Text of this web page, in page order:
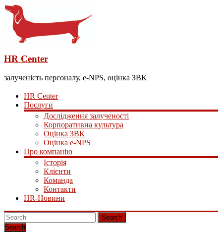
HR Center
залученість персоналу, e-NPS, оцінка ЗВК
HR Center
Послуги
Дослідження залученості
Корпоративна культура
Оцінка ЗВК
Оцінка e-NPS
Про компанію
Історія
Клієнти
Команда
Контакти
HR-Новини
Search